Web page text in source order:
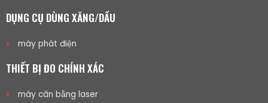
DỤNG CỤ DÙNG XĂNG/DẦU
máy phát điện
THIẾT BỊ ĐO CHÍNH XÁC
máy cân bằng laser